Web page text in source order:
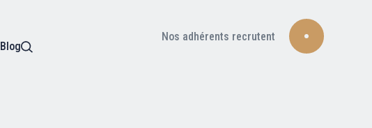
Blog
Nos adhérents recrutent